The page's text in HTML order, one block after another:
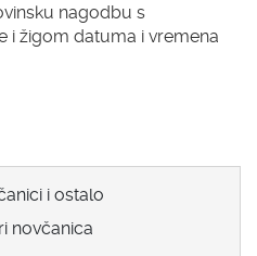
nagodbu s
i žigom datuma i vremena
i ostalo
novčanica